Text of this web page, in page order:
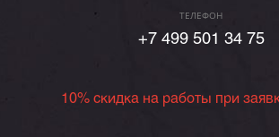
ТЕЛЕФОН
+7 499 501 34 75
10% скидка на работы при